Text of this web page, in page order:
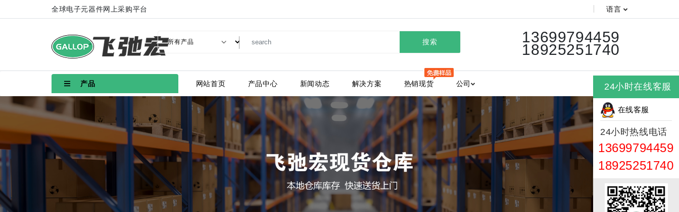
全球电子元器件网上采购平台 语言
搜索 13699794459
18925251740
产品 网站首页 产品中心 新闻动态 解决方案 热销现货 公司 24小时在线客服
在线客服
24小时热线电话
13699794459
18925251740